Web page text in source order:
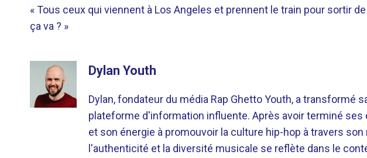
« Tous ceux qui viennent à Los Angeles et prennent le train pour sortir
ça va ? »
Dylan Youth
Dylan, fondateur du média Rap Ghetto Youth, a transformé
plateforme d'information influente. Après avoir terminé
et son énergie à promouvoir la culture hip-hop à travers
l'authenticité et la diversité musicale se reflète dans le